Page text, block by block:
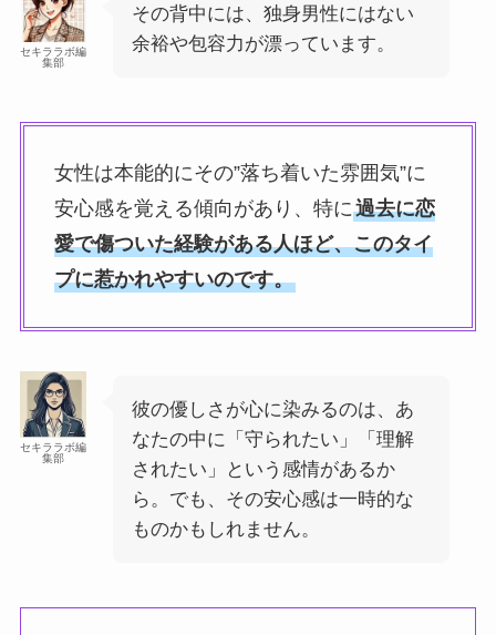
セキララボ編
集部
その背中には、独身男性にはない
余裕や包容力が漂っています。
女性は本能的にその”落ち着いた雰囲気”に
安心感を覚える傾向があり、特に過去に恋
愛で傷ついた経験がある人ほど、このタイ
プに惹かれやすいのです。
セキララボ編
集部
彼の優しさが心に染みるのは、あ
なたの中に「守られたい」「理解
されたい」という感情があるか
ら。でも、その安心感は一時的な
ものかもしれません。